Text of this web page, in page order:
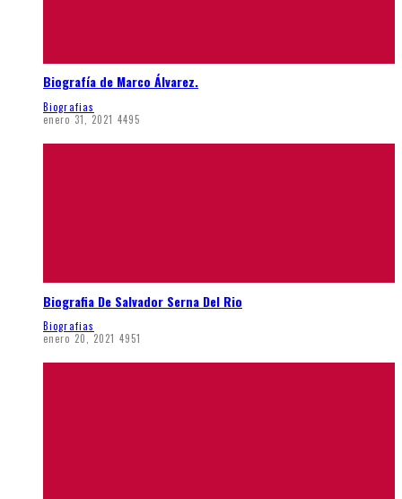
Biografía de Marco Álvarez.
Biografias
enero 31, 2021 4495
Biografia De Salvador Serna Del Rio
Biografias
enero 20, 2021 4951